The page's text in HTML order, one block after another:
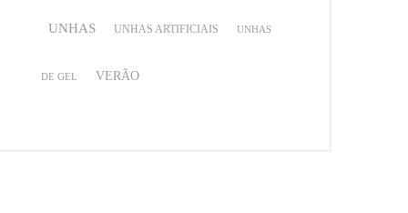
UNHAS UNHAS ARTIFICIAIS UNHAS
DE GEL VERÃO